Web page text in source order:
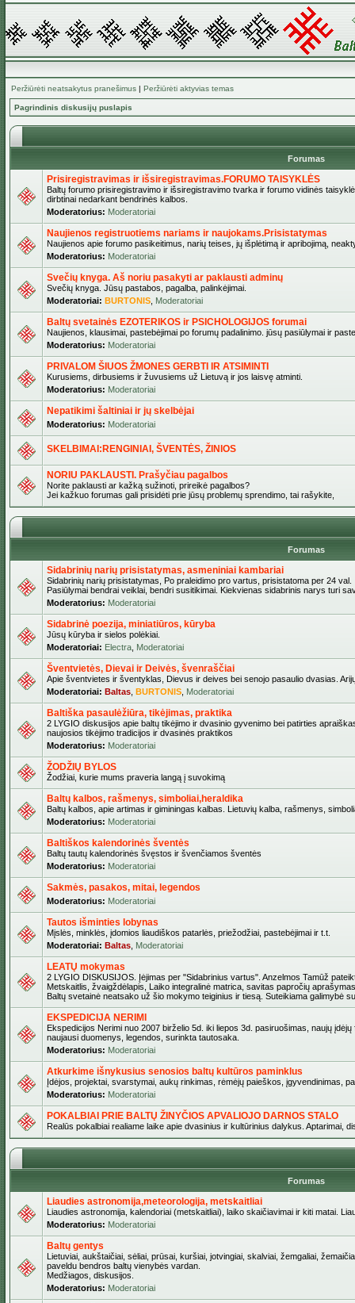
Peržiūrėti neatsakytus pranešimus | Peržiūrėti aktyvias temas
Pagrindinis diskusijų puslapis
Forumas
Prisiregistravimas ir išsiregistravimas.FORUMO TAISYKLĖS
Baltų forumo prisiregistravimo ir išsiregistravimo tvarka ir forumo vidinės
dirbtinai nedarkant bendrinės kalbos.
Moderatorius: Moderatoriai
Naujienos registruotiems nariams ir naujokams.Prisistatymas
Naujienos apie forumo pasikeitimus, narių teises, jų išplėtimą ir apribojimą,
Moderatorius: Moderatoriai
Svečių knyga. Aš noriu pasakyti ar paklausti adminų
Svečių knyga. Jūsų pastabos, pagalba, palinkėjimai.
Moderatoriai: BURTONIS Moderatoriai
Baltų svetainės EZOTERIKOS ir PSICHOLOGIJOS forumai
Naujienos, klausimai, pastebėjimai po forumų padalinimo. jūsų pasiūlymai ir
Moderatorius: Moderatoriai
PRIVALOM ŠIUOS ŽMONES GERBTI IR ATSIMINTI
Kurusiems, dirbusiems ir žuvusiems už Lietuvą ir jos laisvę atminti.
Moderatorius: Moderatoriai
Nepatikimi šaltiniai ir jų skelbėjai
Moderatorius: Moderatoriai
SKELBIMAI:RENGINIAI, ŠVENTĖS, ŽINIOS
NORIU PAKLAUSTI. Prašyčiau pagalbos
Norite paklausti ar kažką sužinoti, prireikė pagalbos?
Jei kažkuo forumas gali prisidėti prie jūsų problemų sprendimo, tai rašykite,
Forumas
Sidabrinių narių prisistatymas, asmeniniai kambariai
Sidabrinių narių prisistatymas, Po praleidimo pro vartus, prisistatoma per 24 val.
Pasiūlymai bendrai veiklai, bendri susitikimai. Kiekvienas sidabrinis narys turi
Moderatorius: Moderatoriai
Sidabrinė poezija, miniatiūros, kūryba
Jūsų kūryba ir sielos polėkiai.
Moderatoriai: Electra Moderatoriai
Šventvietės, Dievai ir Deivės, švenraščiai
Apie šventvietes ir šventyklas, Dievus ir deives bei senojo pasaulio dvasias.
Moderatoriai: Baltas BURTONIS Moderatoriai
Baltiška pasaulėžiūra, tikėjimas, praktika
2 LYGIO diskusijos apie baltų tikėjimo ir dvasinio gyvenimo bei patirties
naujosios tikėjimo tradicijos ir dvasinės praktikos
Moderatorius: Moderatoriai
ŽODŽIŲ BYLOS
Žodžiai, kurie mums praveria langą į suvokimą
Baltų kalbos, rašmenys, simboliai,heraldika
Baltų kalbos, apie artimas ir giminingas kalbas. Lietuvių kalba, rašmenys,
Moderatorius: Moderatoriai
Baltiškos kalendorinės šventės
Baltų tautų kalendorinės švęstos ir švenčiamos šventės
Moderatorius: Moderatoriai
Sakmės, pasakos, mitai, legendos
Moderatorius: Moderatoriai
Tautos išminties lobynas
Mįslės, minklės, įdomios liaudiškos patarlės, priežodžiai, pastebėjimai ir t.t.
Moderatoriai: Baltas Moderatoriai
LEATŲ mokymas
2 LYGIO DISKUSIJOS. Įėjimas per "Sidabrinius vartus". Anzelmos Tamūž
Metskaitlis, žvaigždėlapis, Laiko integralinė matrica, savitas papročių
Baltų svetainė neatsako už šio mokymo teiginius ir tiesą. Suteikiama galimybė
EKSPEDICIJA NERIMI
Ekspedicijos Nerimi nuo 2007 birželio 5d. iki liepos 3d. pasiruošimas, naujų
naujausi duomenys, legendos, surinkta tautosaka.
Moderatorius: Moderatoriai
Atkurkime išnykusius senosios baltų kultūros paminklus
Įdėjos, projektai, svarstymai, aukų rinkimas, rėmėjų paieškos, įgyvendinimas,
Moderatorius: Moderatoriai
POKALBIAI PRIE BALTŲ ŽINYČIOS APVALIOJO DARNOS STALO
Realūs pokalbiai realiame laike apie dvasinius ir kultūrinius dalykus. Aptarimai,
Forumas
Liaudies astronomija,meteorologija, metskaitliai
Liaudies astronomija, kalendoriai (metskaitliai), laiko skaičiavimai ir kiti matai.
Moderatorius: Moderatoriai
Baltų gentys
Lietuviai, aukštaičiai, sėliai, prūsai, kuršiai, jotvingiai, skalviai, žemgaliai,
paveldu bendros baltų vienybės vardan.
Medžiagos, diskusijos.
Moderatorius: Moderatoriai